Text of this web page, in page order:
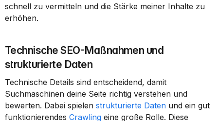
schnell zu vermitteln und die Stärke meiner Inhalte zu
erhöhen.
Technische SEO-Maßnahmen und
strukturierte Daten
Technische Details sind entscheidend, damit
Suchmaschinen deine Seite richtig verstehen und
bewerten. Dabei spielen strukturierte Daten und ein gut
funktionierendes Crawling eine große Rolle. Diese